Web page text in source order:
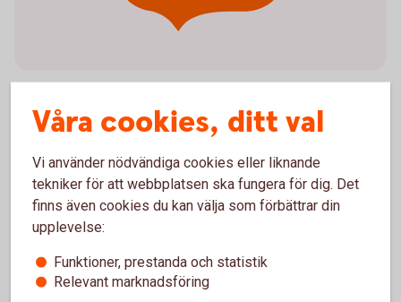
Viktig information
Bankgironummer och Plusgironummer kommer
att finnas kvar
OCR som fakturareferens kvarstår
Det blir obligatoriskt att ange
betalningsmottagarens namn vid
kontoöverföringar, löneutbetalningar och vid
Våra cookies, ditt val
Vi använder nödvändiga cookies eller liknande
tekniker för att webbplatsen ska fungera för dig. Det
finns även cookies du kan välja som förbättrar din
upplevelse:
Funktioner, prestanda och statistik
Relevant marknadsföring